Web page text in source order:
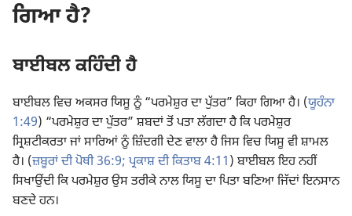
ਗਿਆ ਹੈ?
ਬਾਈਬਲ ਕਹਿੰਦੀ ਹੈ
ਬਾਈਬਲ ਵਿਚ ਅਕਸਰ ਯਿਸੂ ਨੂੰ “ਪਰਮੇਸ਼ੁਰ ਦਾ ਪੁੱਤਰ” ਕਿਹਾ ਗਿਆ ਹੈ। (ਯੂਹੰਨਾ
1:49) “ਪਰਮੇਸ਼ੁਰ ਦਾ ਪੁੱਤਰ” ਸ਼ਬਦਾਂ ਤੋਂ ਪਤਾ ਲੱਗਦਾ ਹੈ ਕਿ ਪਰਮੇਸ਼ੁਰ
ਸ੍ਰਿਸ਼ਟੀਕਰਤਾ ਜਾਂ ਸਾਰਿਆਂ ਨੂੰ ਜ਼ਿੰਦਗੀ ਦੇਣ ਵਾਲਾ ਹੈ ਜਿਸ ਵਿਚ ਯਿਸੂ ਵੀ ਸ਼ਾਮਲ
ਹੈ। (ਜ਼ਬੂਰਾਂ ਦੀ ਪੋਥੀ 36:9; ਪ੍ਰਕਾਸ਼ ਦੀ ਕਿਤਾਬ 4:11) ਬਾਈਬਲ ਇਹ ਨਹੀਂ
ਸਿਖਾਉਂਦੀ ਕਿ ਪਰਮੇਸ਼ੁਰ ਉਸ ਤਰੀਕੇ ਨਾਲ ਯਿਸੂ ਦਾ ਪਿਤਾ ਬਣਿਆ ਜਿੱਦਾਂ ਇਨਸਾਨ
ਬਣਦੇ ਹਨ।